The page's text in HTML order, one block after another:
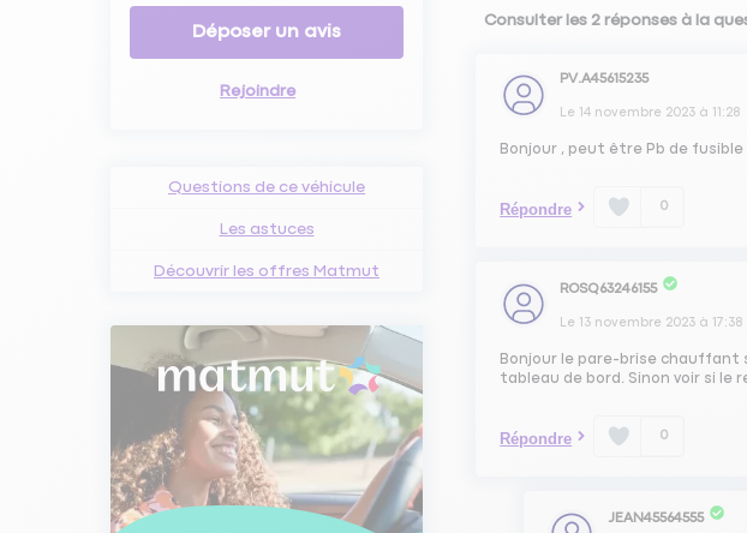
Déposer un avis
Rejoindre
Questions de ce véhicule
Les astuces
Découvrir les offres Matmut
Consulter les 2 réponses à la
PV.A45615235
Le 14 novembre 2023 à 11:28
Bonjour , peut être Pb de
Répondre 0
ROSQ63246155
Le 13 novembre 2023 à 17:38
Bonjour le pare-brise
tableau de bord. Sinon voir si le
Répondre 0
JEAN45564555